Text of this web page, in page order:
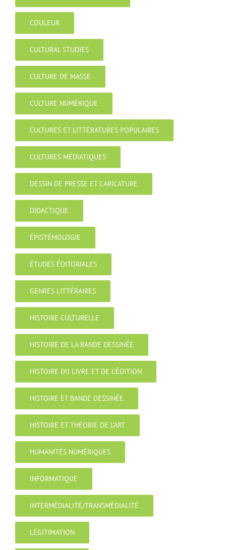
COULEUR
CULTURAL STUDIES
CULTURE DE MASSE
CULTURE NUMÉRIQUE
CULTURES ET LITTÉRATURES POPULAIRES
CULTURES MÉDIATIQUES
DESSIN DE PRESSE ET CARICATURE
DIDACTIQUE
ÉPISTÉMOLOGIE
ÉTUDES ÉDITORIALES
GENRES LITTÉRAIRES
HISTOIRE CULTURELLE
HISTOIRE DE LA BANDE DESSINÉE
HISTOIRE DU LIVRE ET DE L’ÉDITION
HISTOIRE ET BANDE DESSINÉE
HISTOIRE ET THÉORIE DE L’ART
HUMANITÉS NUMÉRIQUES
INFORMATIQUE
INTERMÉDIALITÉ/TRANSMÉDIALITÉ
LÉGITIMATION